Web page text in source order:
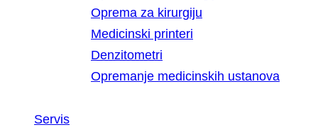
Oprema za kirurgiju
Medicinski printeri
Denzitometri
Opremanje medicinskih ustanova
Servis